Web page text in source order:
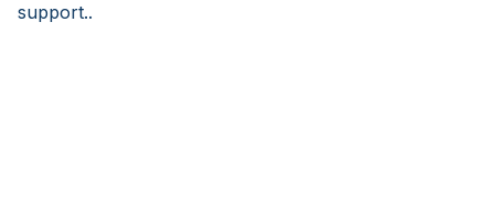
support..